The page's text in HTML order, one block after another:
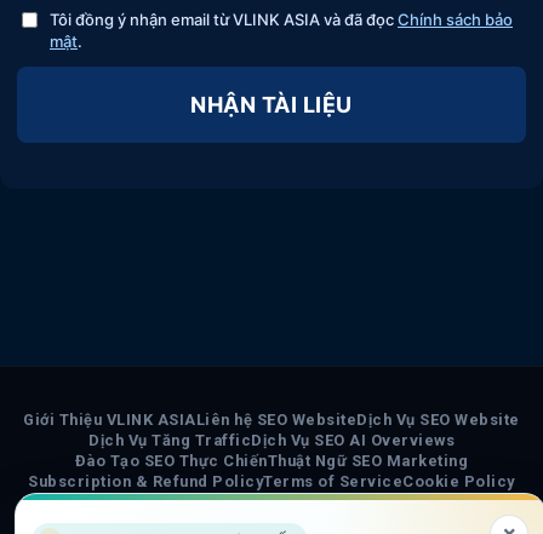
Tôi đồng ý nhận email từ VLINK ASIA và đã đọcChính sách bảo
mật.
NHẬN TÀI LIỆU
Giới Thiệu VLINK ASIALiên hệ SEO WebsiteDịch Vụ SEO Website
Dịch Vụ Tăng TrafficDịch Vụ SEO AI Overviews
Đào Tạo SEO Thực ChiếnThuật Ngữ SEO Marketing
Subscription & Refund PolicyTerms of ServiceCookie Policy
Privacy PolicyChính Sách Nội Dung AISơ đồ trang VLINK ASIA
Tin tức